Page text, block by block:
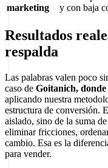
marketing
y con baja
Resultados
respalda
Las palabras valen poco
caso de Goitanich,
aplicando nuestra
estructura de conversión.
aislado, sino de la suma
eliminar fricciones,
cambio. Esa es la
para vender.